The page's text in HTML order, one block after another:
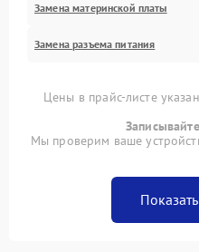
Замена материнской платы
Замена разъема питания
Цены в прайс-листе
Мы проверим ваше